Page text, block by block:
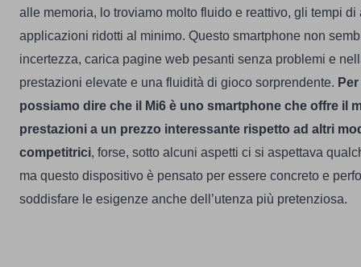
alle memoria, lo troviamo molto fluido e reattivo, gli tempi di
applicazioni ridotti al minimo. Questo smartphone non
incertezza, carica pagine web pesanti senza problemi e
prestazioni elevate e una fluidità di gioco sorprendente.
possiamo dire che il Mi6 è uno smartphone che offre il
prestazioni a un prezzo interessante rispetto ad altri
competitrici, forse, sotto alcuni aspetti ci si aspettava
ma questo dispositivo è pensato per essere concreto e
soddisfare le esigenze anche dell’utenza più pretenziosa.